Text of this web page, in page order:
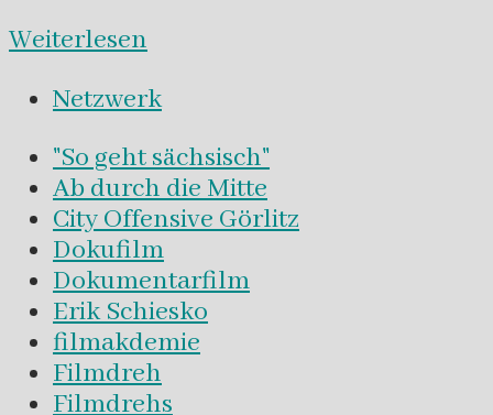
Weiterlesen
Netzwerk
"So geht sächsisch"
Ab durch die Mitte
City Offensive Görlitz
Dokufilm
Dokumentarfilm
Erik Schiesko
filmakdemie
Filmdreh
Filmdrehs